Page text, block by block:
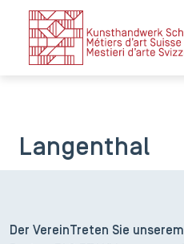
Langenthal
Der Verein Treten Sie